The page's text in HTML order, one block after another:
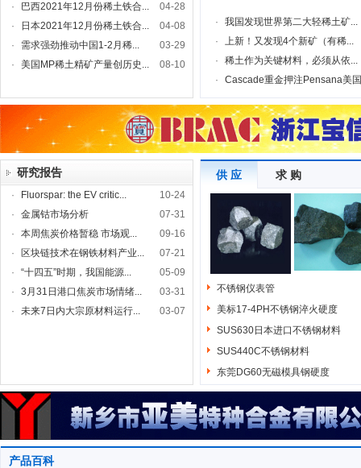
·
巴西2021年12月份稀土铁合...
04-28
·
日本2021年12月份稀土铁合...
04-08
·
需求强劲推动中国1-2月稀...
03-29
·
美国MP稀土精矿产量创历史... 08-10
·
我国发现世界第二大轻稀土矿...
·
上新！又发现4个新矿（有稀...
·
稀土作为关键材料，必须从依...
·
Cascade重金押注Pensana美
研究报告
· Fluorspar: the EV critic...
10-24
·
金属钴市场分析
07-31
·
本周焦炭价格暂稳 市场观...
09-16
·
区块链技术在钢铁材料产业...
07-21
·
“十四五”时期，我国能源...
05-09
·
3月31日港口焦炭市场情绪...
03-31
·
未来7日内大宗原材料运行... 03-07
供 应 求 购
不锈钢仪表管
美标17-4PH不锈钢淬火硬度
SUS630日本进口不锈钢材料
SUS440C不锈钢材料
东莞DG60无磁模具钢硬度
产品百科